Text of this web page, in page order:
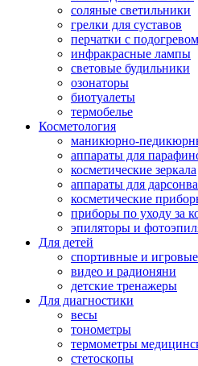
соляные светильники
грелки для суставов
перчатки с подогревом
инфракрасные лампы
световые будильники
озонаторы
биотуалеты
термобелье
Косметология
маникюрно-
аппараты для
косметические зеркала
аппараты для
косметические
приборы по уходу за
эпиляторы и
Для детей
спортивные и
видео и радионяни
детские тренажеры
Для диагностики
весы
тонометры
термометры
стетоскопы